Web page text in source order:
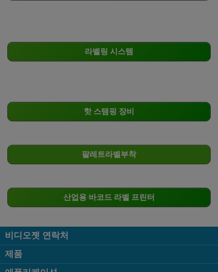
라벨링 시스템
핫 스탬핑 장비
팔레트라벨부착
산업용 바코드 라벨 프린터
비디오젯 연락처
제품